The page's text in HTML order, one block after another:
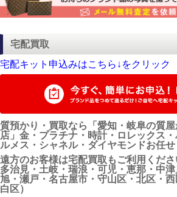
宅配買取
宅配キット申込みはこちら↓をクリック
質預かり・買取なら「愛知・岐阜の質
店」金・プラチナ・時計・ロレックス
ルメス・シャネル・ダイヤモンドお任
遠方のお客様は宅配買取もご利用くださ
多治見・土岐・瑞浪・可児・恵那・中
旭・瀬戸・名古屋市・守山区・北区・
白区）